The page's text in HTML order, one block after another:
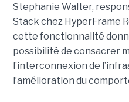
Stephanie Walter,
Stack chez HyperFrame
cette fonctionnalité
possibilité de consacrer
l’interconnexion de
l’amélioration du